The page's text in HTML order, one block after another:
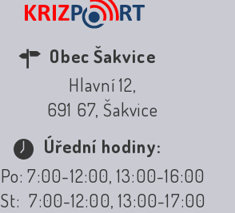
Obec Šakvice
Hlavní 12,
691 67, Šakvice
Úřední hodiny:
Po: 7:00-12:00, 13:00-16:00
St: 7:00-12:00, 13:00-17:00